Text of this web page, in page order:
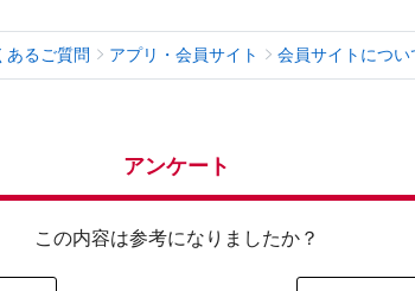
あるご質問 アプリ・会員サイト 会員サイトについ
アンケート
この内容は参考になりましたか？